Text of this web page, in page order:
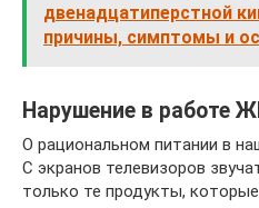
двенадцатиперстной
причины, симптомы и
Нарушение в работе
О рациональном питании в
С экранов телевизоров
только те продукты,